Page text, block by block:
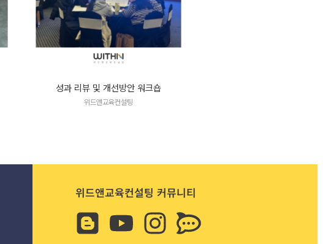
성과 리뷰 및 개선방안 워크숍
위드앤교육컨설팅
위드앤교육컨설팅 커뮤니티